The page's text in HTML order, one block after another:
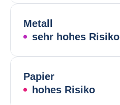
Metall
sehr hohes Risiko
Papier
hohes Risiko